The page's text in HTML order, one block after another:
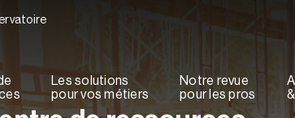
Les solutions
pour vos métiers
Notre revue
pour les pros